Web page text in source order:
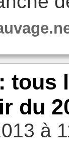
tous
du
à